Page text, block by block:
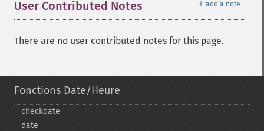
＋ add a note
User Contributed Notes
There are no user contributed notes for this page.
Fonctions Date/Heure
checkdate
date